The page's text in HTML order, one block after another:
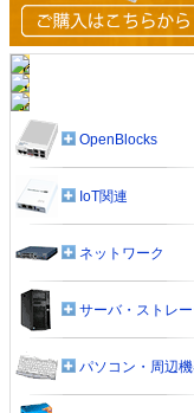
OpenBlocks
IoT関連
ネットワーク
サーバ・ストレ
パソコン・周辺